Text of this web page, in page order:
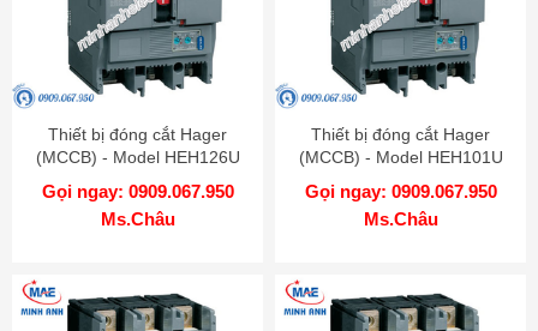
Thiết bị đóng cắt Hager
(MCCB) - Model HEH126U
Gọi ngay: 0909.067.950
Ms.Châu
Thiết bị đóng cắt Hager
(MCCB) - Model HEH101U
Gọi ngay: 0909.067.950
Ms.Châu